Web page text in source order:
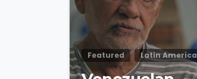
Featured Latin America